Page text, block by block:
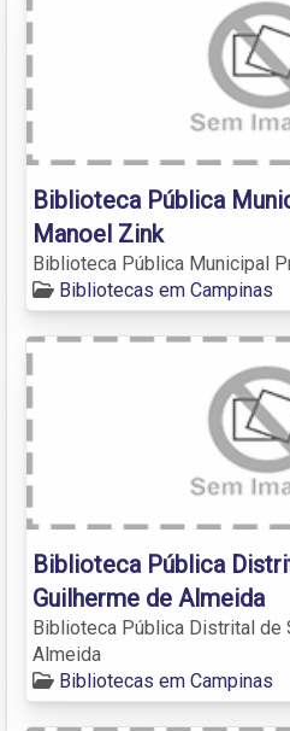
Biblioteca Pública
Manoel Zink
Biblioteca Pública Municipal
Bibliotecas em Campinas
Biblioteca Pública
Guilherme de Almeida
Biblioteca Pública Distrital de
Almeida
Bibliotecas em Campinas